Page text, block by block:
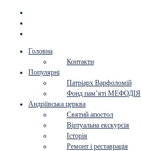
Головна
Контакти
Популярні
Патріарх Варфоломій
Фонд пам’яті МЕФОДІЯ
Андріївська церква
Святий апостол
Віртуальна екскурсія
Історія
Ремонт і реставрація